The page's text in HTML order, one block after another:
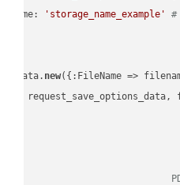
'storage_name_example'
#
new({:FileName =>